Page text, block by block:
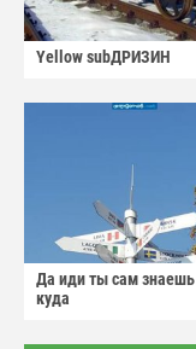
Yellow subДРИЗИН
Да иди ты сам знаешь
куда